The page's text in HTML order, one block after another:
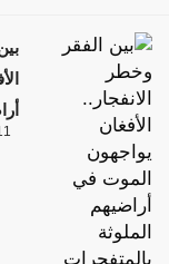
11 مارس